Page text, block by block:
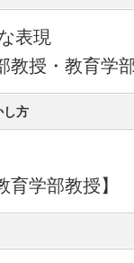
表現
教授・教育学
し方
育学部教授】